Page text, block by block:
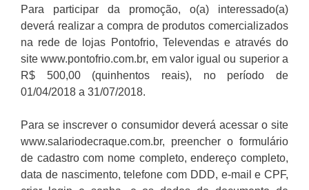
Para participar da promoção, o(a) interessado(a)
deverá realizar a compra de produtos comercializados
na rede de lojas Pontofrio, Televendas e através do
site www.pontofrio.com.br, em valor igual ou superior a
R$ 500,00 (quinhentos reais), no período de
01/04/2018 a 31/07/2018.
Para se inscrever o consumidor deverá acessar o site
www.salariodecraque.com.br, preencher o formulário
de cadastro com nome completo, endereço completo,
data de nascimento, telefone com DDD, e-mail e CPF,